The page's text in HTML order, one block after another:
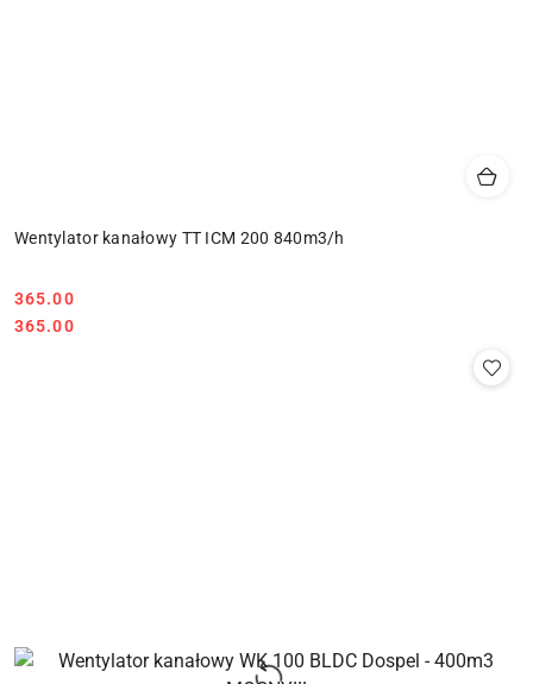
Wentylator kanałowy TT ICM 200 840m3/h
Cena:
365.00
Cena:
365.00